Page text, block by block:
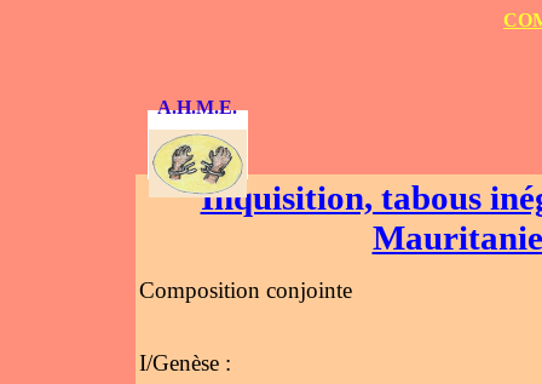
A.H.M.E.
Inquisition, tabous
Mauritanie
Composition conjointe
I/Genèse :